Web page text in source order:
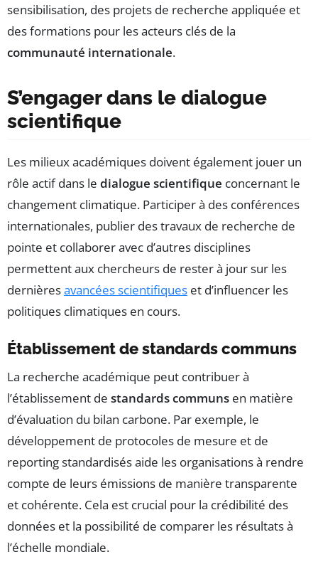
sensibilisation, des projets de recherche appliquée et
des formations pour les acteurs clés de la
communauté internationale.
S’engager dans le dialogue
scientifique
Les milieux académiques doivent également jouer un
rôle actif dans le dialogue scientifique concernant le
changement climatique. Participer à des conférences
internationales, publier des travaux de recherche de
pointe et collaborer avec d’autres disciplines
permettent aux chercheurs de rester à jour sur les
dernièresavancées scientifiques et d’influencer les
politiques climatiques en cours.
Établissement de standards communs
La recherche académique peut contribuer à
l’établissement de standards communs en matière
d’évaluation du bilan carbone. Par exemple, le
développement de protocoles de mesure et de
reporting standardisés aide les organisations à rendre
compte de leurs émissions de manière transparente
et cohérente. Cela est crucial pour la crédibilité des
données et la possibilité de comparer les résultats à
l’échelle mondiale.